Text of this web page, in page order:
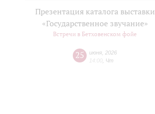
Презентация каталога выставки
«Государственное звучание»
Встречи в Бетховенском фойе
25 июня 2026
14:00 Чт